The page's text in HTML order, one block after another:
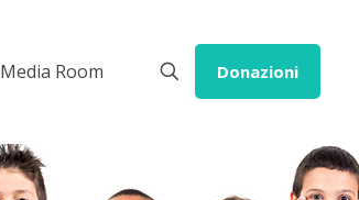
Media Room Donazioni